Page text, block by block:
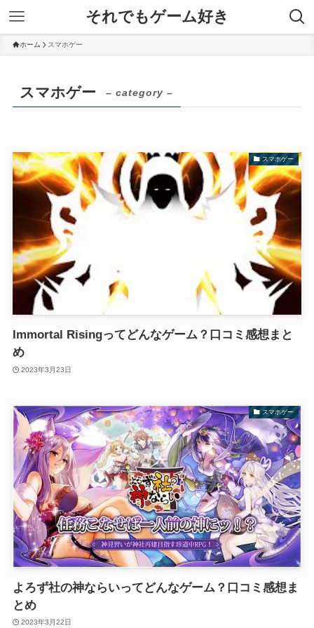
それでもゲーム好き
ホーム スマホゲー
スマホゲー – category –
スマホゲー
Immortal Risingってどんなゲーム？口コミ感想まと
め
2023年3月23日
スマホゲー
よろず社の神ならいってどんなゲーム？口コミ感想ま
とめ
2023年3月22日